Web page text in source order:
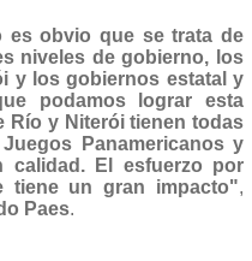
es obvio que se trata de
niveles de gobierno, los
y los gobiernos estatal y
podamos lograr esta
Río y Niterói tienen todas
Panamericanos y
calidad. El esfuerzo por
tiene un gran impacto",
Paes.